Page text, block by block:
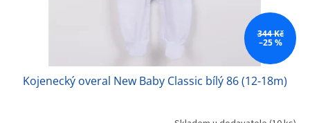
344 Kč
–25 %
Kojenecký overal New Baby Classic bílý 86 (12-18m)